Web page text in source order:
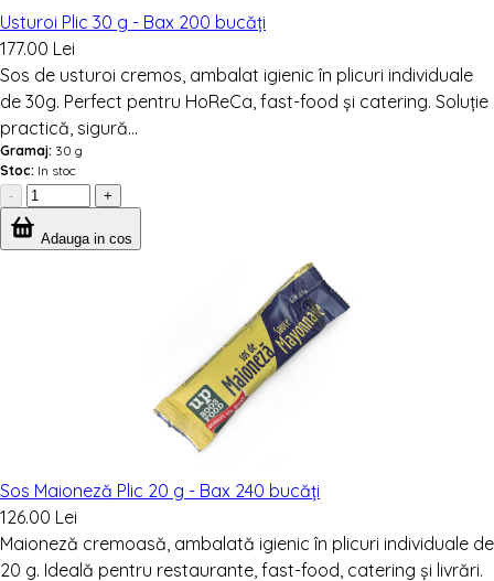
Usturoi Plic 30 g - Bax 200 bucăți
177.00 Lei
Sos de usturoi cremos, ambalat igienic în plicuri individuale
de 30g. Perfect pentru HoReCa, fast-food și catering. Soluție
practică, sigură...
Gramaj: 30 g
Stoc: In stoc
-
+
Adauga in cos
Sos Maioneză Plic 20 g - Bax 240 bucăți
126.00 Lei
Maioneză cremoasă, ambalată igienic în plicuri individuale de
20 g. Ideală pentru restaurante, fast-food, catering și livrări.